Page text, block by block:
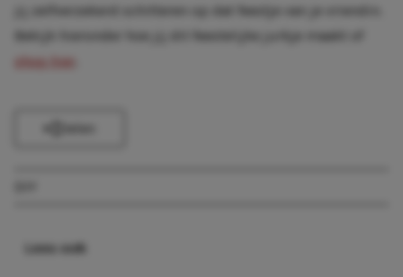
jij zelfverzekerd schitteren op dat feestje van je vriendin.
Bekijk hieronder hoe jij dit feestelijke jurkje maakt of
shop hier
Lees ook